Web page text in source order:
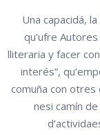
Una capacidá,
qu’ufre
lliteraria y facer
interés”,
comuña con otres
nesi camín